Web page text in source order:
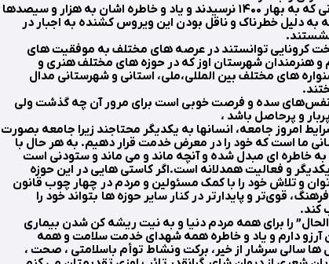
روح همه عزیزان از دست رفته خصوصا هنرمندانی که به بهار ۱۴۰۰ نرسیدند و یاد و خاطره اشان به هزار و سیصدها
دلیل خطرناک و ناقل بودن این ویروس کشنده به اجبار در
کرونایی توانستند در عرصه های مختلف به موفقیت های
هنرمندان شهرستان اوز که در حوزه های مختلف هنری و
های مختلف بین المللی،ملی، استانی و شهرستانی مدال
نفس‌های سده و فرصت خوبی است برای مرور آن چه گذشت ولی
و پرحاصل باشد ،
امروز جامعه، انسانها به یکدیگر محتاجند زیرا جامعه بصورت
ما است که خود را در معرض خدمت قرار دهیم. به هر حال با
خاطره ای مبدل شده و آنچه ماند و می ماند و ستودنی است
و فعالیت همدلانه است.اگر کاستی هایی در این حوزه
و تلاش خود را با کمک مسئولین و مردم در چهار چوب قانون
قوی‌تر و پایدارتر در کنار سایر حوزه ها بتواند خود را
کند.
را برای همه مردم دنیا و به نیت ریشه کن شدن بیماری
آرزو دارم و یاد و خاطره همه شهدای خدمت سلامت و همه
ها سالی سرشار از خیر، برکت ونشاط توأم باسلامتی ، صحت ،